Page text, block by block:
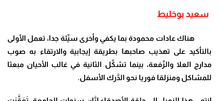
سعيد بوخليط
هناك عادات محمودة بما يكفي وأخرى سيِّئة جدا، تعمل الأولى
بالتأكيد على تهذيب صاحبها بطريقة إيجابية والارتقاء به صوب
مدارج العلا والرِّفعة، بينما تشكِّل الثانية في غالب الأحيان مبعثا
للمشاكل ومنزلقا فوريا نحو الدَّرك الأسفل.